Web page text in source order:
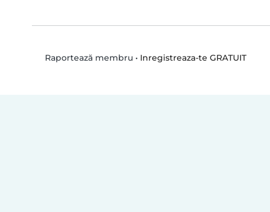
Raportează membru• Inregistreaza-te GRATUIT